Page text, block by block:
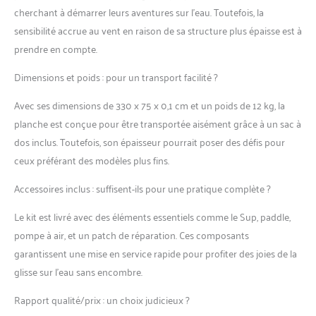
cherchant à démarrer leurs aventures sur l’eau. Toutefois, la
sensibilité accrue au vent en raison de sa structure plus épaisse est à
prendre en compte.
Dimensions et poids : pour un transport facilité ?
Avec ses dimensions de 330 x 75 x 0,1 cm et un poids de 12 kg, la
planche est conçue pour être transportée aisément grâce à un sac à
dos inclus. Toutefois, son épaisseur pourrait poser des défis pour
ceux préférant des modèles plus fins.
Accessoires inclus : suffisent-ils pour une pratique complète ?
Le kit est livré avec des éléments essentiels comme le Sup, paddle,
pompe à air, et un patch de réparation. Ces composants
garantissent une mise en service rapide pour profiter des joies de la
glisse sur l’eau sans encombre.
Rapport qualité/prix : un choix judicieux ?